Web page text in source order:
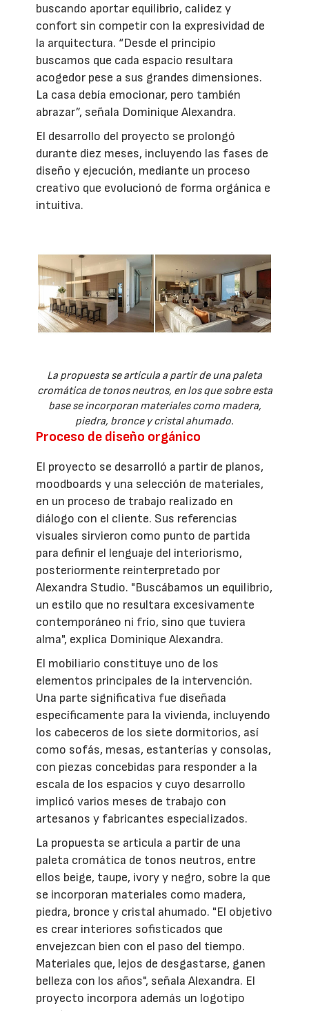
buscando aportar equilibrio, calidez y
confort sin competir con la expresividad de
la arquitectura. “Desde el principio
buscamos que cada espacio resultara
acogedor pese a sus grandes dimensiones.
La casa debía emocionar, pero también
abrazar”, señala Dominique Alexandra.
El desarrollo del proyecto se prolongó
durante diez meses, incluyendo las fases de
diseño y ejecución, mediante un proceso
creativo que evolucionó de forma orgánica e
intuitiva.
La propuesta se articula a partir de una paleta
cromática de tonos neutros, en los que sobre esta
base se incorporan materiales como madera,
piedra, bronce y cristal ahumado.
Proceso de diseño orgánico
El proyecto se desarrolló a partir de planos,
moodboards y una selección de materiales,
en un proceso de trabajo realizado en
diálogo con el cliente. Sus referencias
visuales sirvieron como punto de partida
para definir el lenguaje del interiorismo,
posteriormente reinterpretado por
Alexandra Studio. "Buscábamos un equilibrio,
un estilo que no resultara excesivamente
contemporáneo ni frío, sino que tuviera
alma", explica Dominique Alexandra.
El mobiliario constituye uno de los
elementos principales de la intervención.
Una parte significativa fue diseñada
específicamente para la vivienda, incluyendo
los cabeceros de los siete dormitorios, así
como sofás, mesas, estanterías y consolas,
con piezas concebidas para responder a la
escala de los espacios y cuyo desarrollo
implicó varios meses de trabajo con
artesanos y fabricantes especializados.
La propuesta se articula a partir de una
paleta cromática de tonos neutros, entre
ellos beige, taupe, ivory y negro, sobre la que
se incorporan materiales como madera,
piedra, bronce y cristal ahumado. "El objetivo
es crear interiores sofisticados que
envejezcan bien con el paso del tiempo.
Materiales que, lejos de desgastarse, ganen
belleza con los años", señala Alexandra. El
proyecto incorpora además un logotipo